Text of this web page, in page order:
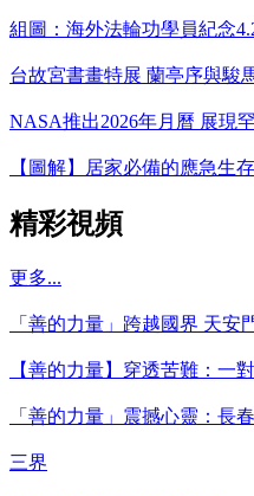
組圖：海外法輪功學員紀念
台故宮書畫特展 蘭亭序與駿
NASA推出2026年月曆 展現
【圖解】居家必備的應急生
精彩視頻
更多...
「善的力量」跨越國界 天安
【善的力量】穿透苦難：一
「善的力量」震撼心靈：長
三界